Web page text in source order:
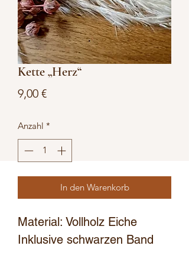
Kette „Herz“
9,00 €Preis
Anzahl *
In den Warenkorb
Material: Vollholz Eiche
Inklusive schwarzen Band